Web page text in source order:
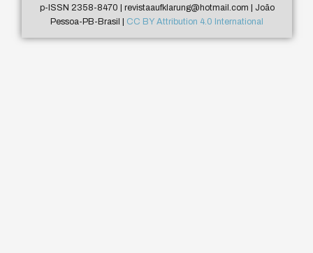
p-ISSN 2358-8470 | revistaaufklarung@hotmail.com | João
Pessoa-PB-Brasil | CC BY Attribution 4.0 International